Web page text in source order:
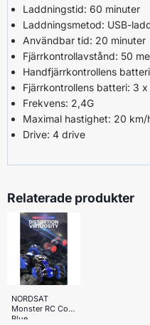
Laddningstid: 60 minuter
Laddningsmetod: USB-
Användbar tid: 20 minuter
Fjärrkontrollavstånd: 50
Handfjärrkontrollens
Fjärrkontrollens batteri: 3
Frekvens: 2,4G
Maximal hastighet: 20 km/
Drive: 4 drive
Relaterade produkter
NORDSAT
Monster RC Cool
Blue